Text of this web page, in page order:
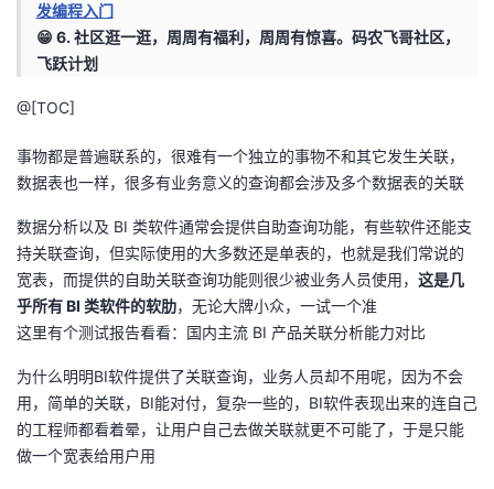
我
客
论
坛
的
圈
子
我
的
直
我
的
动
我
关
注
者
我
的
课
我
的
证
我
实
验
的
收
支
的
技
术
持
我
的
云
建
议
发编程入门
😁 6. 社区逛一逛，周周有福利，周周有惊喜。 码农飞哥社区，
飞跃计划
@[TOC]
事物都是普遍联系的，很难有一个独立的事物不和其它发生关联，
数据表也一样，很多有业务意义的查询都会涉及多个数据表的关联
数据分析以及 BI 类软件通常会提供自助查询功能，有些软件还能支
持关联查询，但实际使用的大多数还是单表的，也就是我们常说的
宽表，而提供的自助关联查询功能则很少被业务人员使用， 这是几
乎所有 BI 类软件的软肋，无论大牌小众，一试一个准
这里有个测试报告看看： 国内主流 BI 产品关联分析能力对比
为什么明明BI软件提供了关联查询，业务人员却不用呢，因为不会
用，简单的关联，BI能对付，复杂一些的，BI软件表现出来的连自己
的工程师都看着晕，让用户自己去做关联就更不可能了，于是只能
做一个宽表给用户用